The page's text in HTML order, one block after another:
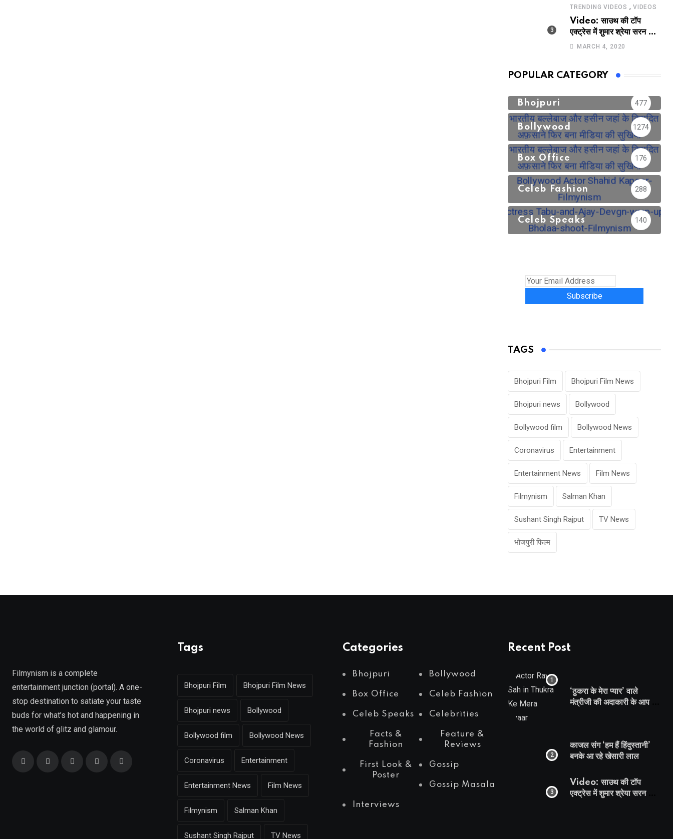
TRENDING VIDEOS , VIDEOS
Video: साउथ की टॉप
एक्ट्रेस में शुमार श्रेया सरन का
सेक्सी लिपलॉक
MARCH 4, 2020
POPULAR CATEGORY
Bhojpuri 477
Bollywood 1274
Box Office 176
Celeb Fashion 288
Celeb Speaks 140
Subscribe
TAGS
Bhojpuri Film Bhojpuri Film News
Bhojpuri news Bollywood
Bollywood film Bollywood News
Coronavirus Entertainment
Entertainment News Film News
Filmynism Salman Khan
Sushant Singh Rajput TV News
भोजपुरी फिल्म
Filmynism is a complete
entertainment junction (portal). A one-
stop destination to satiate your taste
buds for what’s hot and happening in
the world of glitz and glamour.
Tags
Bhojpuri Film Bhojpuri Film News
Bhojpuri news Bollywood
Bollywood film Bollywood News
Coronavirus Entertainment
Entertainment News Film News
Filmynism Salman Khan
Sushant Singh Rajput TV News
Categories
Bhojpuri Bollywood
Box Office Celeb Fashion
Celeb Speaks Celebrities
Facts &
Fashion
Feature &
Reviews
First Look &
Poster
Gossip
Gossip Masala
Interviews
Recent Post
‘ठुकरा के मेरा प्यार’ वाले
मंत्रीजी की अदाकारी के आप भी
काजल संग ‘हम हैं हिंदुस्तानी’
बनके आ रहे खेसारी लाल
Video: साउथ की टॉप
एक्ट्रेस में शुमार श्रेया सरन का